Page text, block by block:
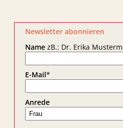
Newsletter abonnieren
NamezB.: Dr. Erika
E-Mail*
Anrede